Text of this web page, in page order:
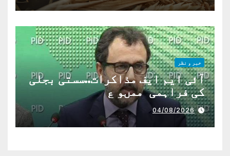
خبر و نظر
آئی ایم ایف مذاکرات..سستی بجلی
کی فراہمی ممںو ع
04/08/2026